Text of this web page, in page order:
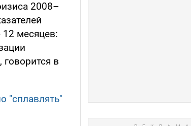
2008–
месяцев:
в
"сплавлять"